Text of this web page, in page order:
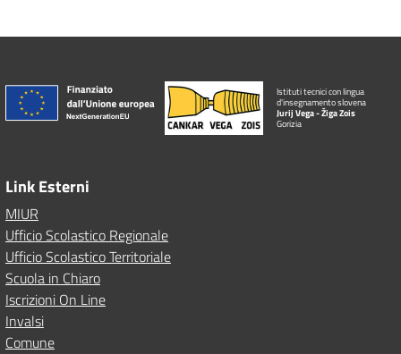
Istituti tecnici con lingua
d'insegnamento slovena
Jurij Vega - Žiga Zois
Gorizia
Link Esterni
MIUR
Ufficio Scolastico Regionale
Ufficio Scolastico Territoriale
Scuola in Chiaro
Iscrizioni On Line
Invalsi
Comune